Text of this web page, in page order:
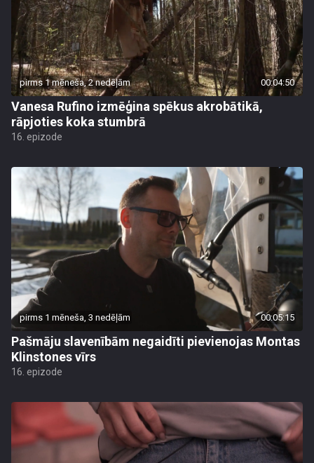
pirms 1 mēneša, 2 nedēļām 00:04:50
Vanesa Rufino izmēģina spēkus akrobātikā,
rāpjoties koka stumbrā
16. epizode
pirms 1 mēneša, 3 nedēļām 00:05:15
Pašmāju slavenībām negaidīti pievienojas Montas
Klinstones vīrs
16. epizode